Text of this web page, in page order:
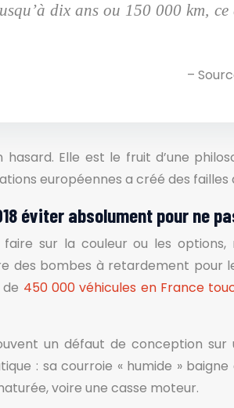
dix ans ou 150 000 km,
–
hasard. Elle est le fruit d’une
européennes a créé des
éviter absolument pour ne
sur la couleur ou les
des bombes à retardement pour
450 000 véhicules en France
un défaut de conception
: sa courroie « humide »
voire une casse moteur.